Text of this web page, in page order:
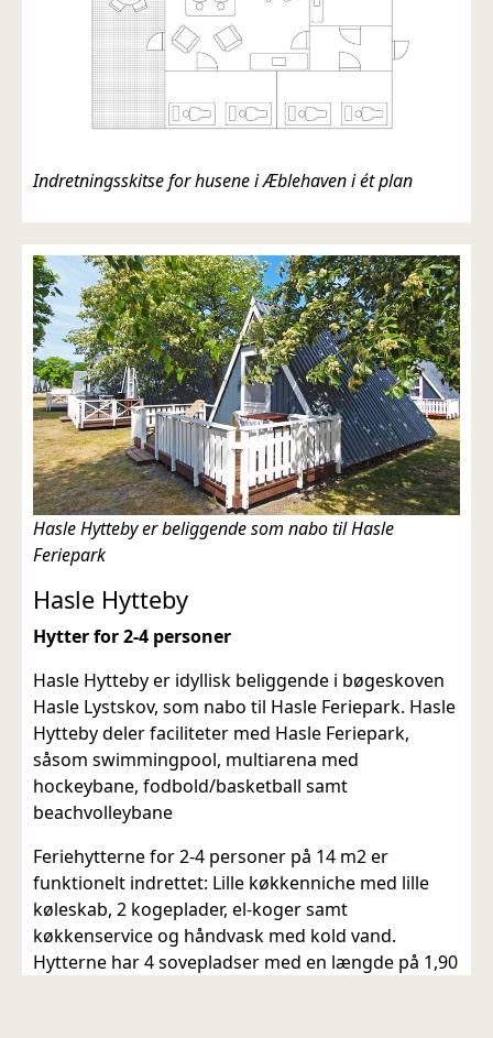
Indretningsskitse for husene i Æblehaven i ét plan
Hasle Hytteby er beliggende som nabo til Hasle
Feriepark
Hasle Hytteby
Hytter for 2-4 personer
Hasle Hytteby er idyllisk beliggende i bøgeskoven
Hasle Lystskov, som nabo til Hasle Feriepark. Hasle
Hytteby deler faciliteter med Hasle Feriepark,
såsom swimmingpool, multiarena med
hockeybane, fodbold/basketball samt
beachvolleybane
Feriehytterne for 2-4 personer på 14 m2 er
funktionelt indrettet: Lille køkkenniche med lille
køleskab, 2 kogeplader, el-koger samt
køkkenservice og håndvask med kold vand.
Hytterne har 4 sovepladser med en længde på 1,90